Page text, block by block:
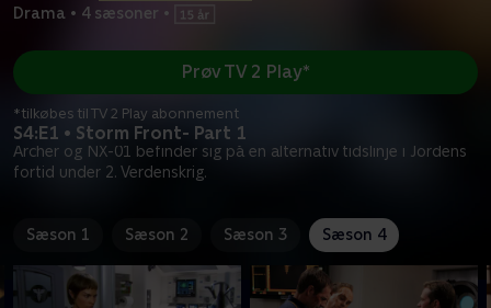
Drama • 4 sæsoner •
S4:E1 • Storm Front- Part 1
Archer og NX-01 befinder sig på en alternativ tidslinje i Jordens
fortid under 2. Verdenskrig.
Prøv TV 2 Play*
*tilkøbes til TV 2 Play abonnement
Sæson 1 Sæson 2 Sæson 3 Sæson 4